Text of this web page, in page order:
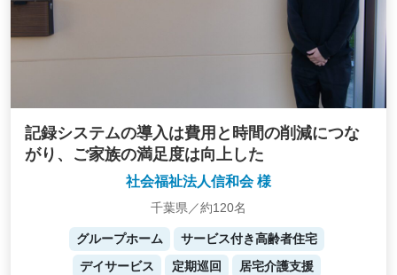
記録システムの導入は費用と時間の削減につな
がり、ご家族の満足度は向上した
社会福祉法人信和会 様
千葉県／約120名
グループホーム
サービス付き高齢者住宅
デイサービス
定期巡回
居宅介護支援